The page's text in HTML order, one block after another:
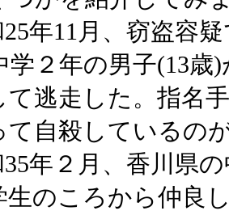
11月、窃盗容疑
学２年の男子(13歳
て逃走した。指名
て自殺しているの
２月、香川県の
生のころから仲良